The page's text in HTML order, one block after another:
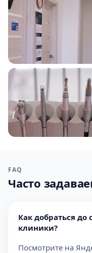
FAQ
Часто
Как добраться до
клиники?
Посмотрите на